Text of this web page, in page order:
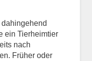
ein Tierheimtier
nach
Früher oder